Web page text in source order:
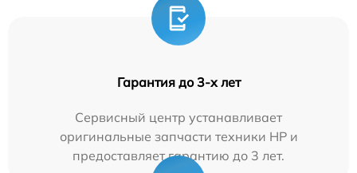
Гарантия до 3-х лет
Сервисный центр устанавливает
оригинальные запчасти техники HP и
предоставляет гарантию до 3 лет.